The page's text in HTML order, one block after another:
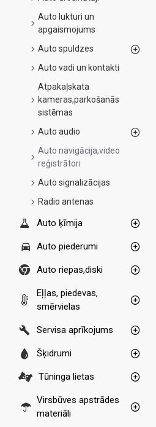
Auto lukturi un
apgaismojums
Auto spuldzes
Auto vadi un kontakti
Atpakaļskata
kameras,parkošanās
sistēmas
Auto audio
Auto navigācija,video
reģistrātori
Auto signalizācijas
Radio antenas
Auto ķīmija
Auto piederumi
Auto riepas,diski
Eļļas, piedevas,
smērvielas
Servisa aprīkojums
Šķidrumi
Tūninga lietas
Virsbūves apstrādes
materiāli